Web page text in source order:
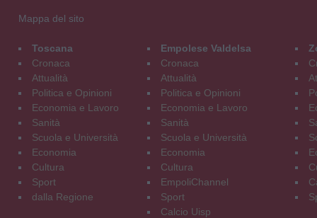
Mappa del sito
Toscana
Cronaca
Attualità
Politica e Opinioni
Economia e Lavoro
Sanità
Scuola e Università
Economia
Cultura
Sport
dalla Regione
Empolese Valdelsa
Cronaca
Attualità
Politica e Opinioni
Economia e Lavoro
Sanità
Scuola e Università
Economia
Cultura
EmpoliChannel
Sport
Calcio Uisp